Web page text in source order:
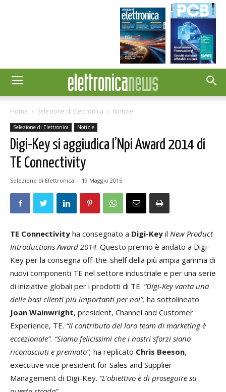
Home Selezione di Elettronica Notizie
Selezione di Elettronica Notizie
Digi-Key si aggiudica l’Npi Award 2014 di
TE Connectivity
Selezione di Elettronica - 19 Maggio 2015
TE Connectivity ha consegnato a Digi-Key il New Product
Introductions Award 2014. Questo premio è andato a Digi-
Key per la consegna off-the-shelf della più ampia gamma di
nuovi componenti TE nel settore industriale e per una serie
di iniziative globali per i prodotti di TE. “Digi-Key vanta una
delle basi clienti più importanti per noi”, ha sottolineato
Joan Wainwright, president, Channel and Customer
Experience, TE. “Il contributo del loro team di marketing è
eccezionale”. “Siamo felicissimi che i nostri sforzi siano
riconosciuti e premiato”, ha replicato Chris Beeson,
executive vice president for Sales and Supplier
Management di Digi-Key. “L'obiettivo è di proseguire su